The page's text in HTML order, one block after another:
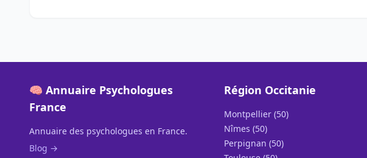
🧠 Annuaire Psychologues
France
Annuaire des psychologues en France.
Blog →
Région Occitanie
Montpellier (50)
Nîmes (50)
Perpignan (50)